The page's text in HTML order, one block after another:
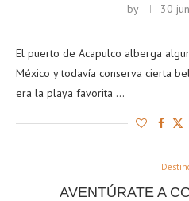
by 30
El puerto de Acapulco alberga
México y todavía conserva cierta
era la playa favorita …
AVENTÚRATE A